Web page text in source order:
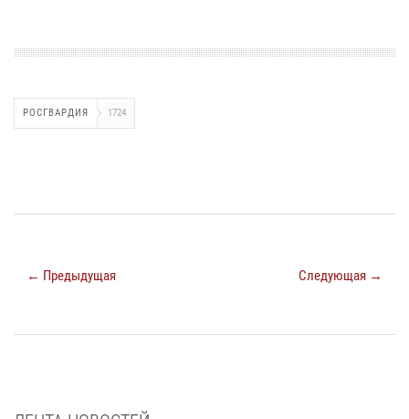
РОСГВАРДИЯ 1724
← Предыдущая Следующая →